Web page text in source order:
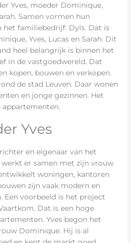
Yves, moeder Dominique,
Samen vormen hun
het familiebedrijf: Dyls. Dat is
Yves, Lucas en Sarah. Dit
heel belangrijk is binnen het
in de vastgoedwereld. Dat
kopen, bouwen en verkopen.
de stad Leuven. Daar wonen
en jonge gezinnen. Het
appartementen.
Yves
en eigenaar van het
er samen met zijn vrouw
woningen, kantoren
zijn vaak modern en
Een voorbeeld is het project
Dat is een hoge
Yves begon het
Dominique. Hij is al